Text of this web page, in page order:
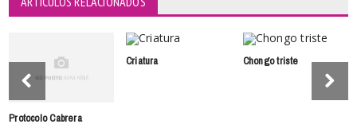
Protocolo Cabrera
Criatura Chongo triste